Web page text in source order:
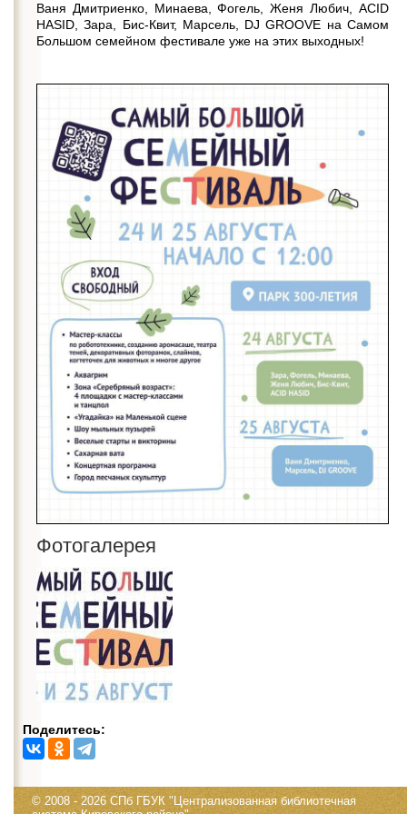
Ваня Дмитриенко, Минаева, Фогель, Женя Любич, ACID
HASID, Зара, Бис-Квит, Марсель, DJ GROOVE на Самом
Большом семейном фестивале уже на этих выходных!
Фотогалерея
Поделитесь:
© 2008 - 2026 СПб ГБУК "Централизованная библиотечная